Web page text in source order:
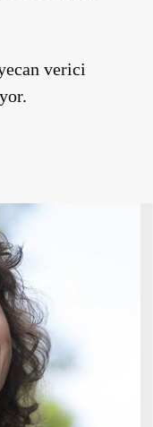
verici